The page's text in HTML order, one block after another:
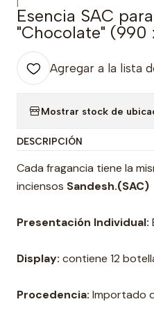
|
Esencia SAC
"Chocolate" (990
Agregar a la lista
Mostrar stock de
DESCRIPCIÓN
Cada fragancia tiene la
inciensos Sandesh.(SAC)
Presentación Individual:
Display: contiene 12
Procedencia: Importado